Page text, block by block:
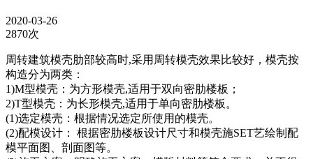
2020-03-26
2870次
周转建筑模壳肋部较高时,采用周转模壳效果比较好，模壳按
构造分为两类：
1)M型模壳：为方形模壳,适用于双向密肋楼板；
2)T型模壳：为长形模壳,适用于单向密肋楼板。
(1)选定模壳：根据情况选定所使用的模壳。
(2)配模设计： 根据密肋楼板设计尺寸和模壳施SET艺绘制配
模平面图、剖面图等。